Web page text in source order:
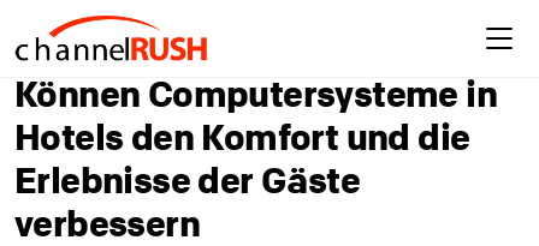
Können Computersysteme in
Hotels den Komfort und die
Erlebnisse der Gäste
verbessern